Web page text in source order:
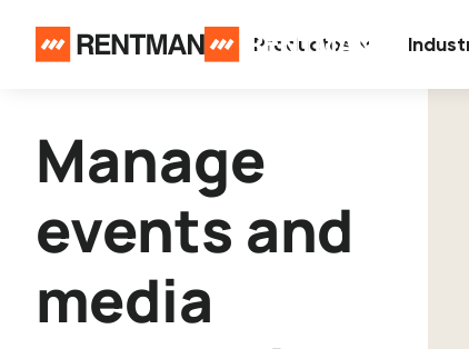
Productos
Manage
events and
media